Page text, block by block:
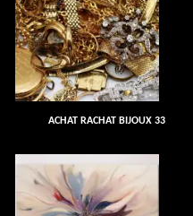
ACHAT RACHAT BIJOUX 33